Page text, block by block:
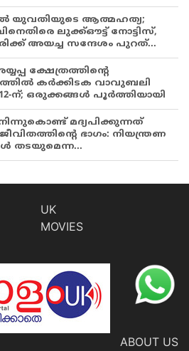
യുവതിയുടെ ആത്മഹത്യ;
ലുക്ക്ഔട്ട് നോട്ടിസ്,
അയച്ച സന്ദേശം പുറത്...
ക്ഷേത്രത്തിന്റെ
കർക്കിടക വാവുബലി
ന്; ഒരുക്കങ്ങൾ പൂർത്തിയായി
മദ്യപിക്കുന്നത്
ജീവിതത്തിന്റെ ഭാഗം: നിയന്ത്രണ
തടയുമെന്ന...
UK
MOVIES
ABOUT US